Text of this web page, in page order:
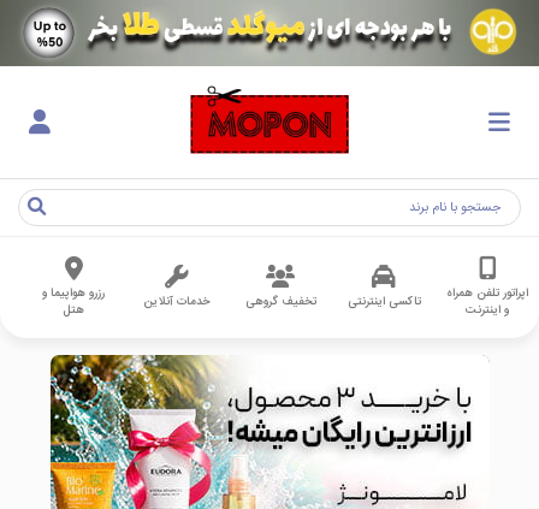
اپراتور تلفن همراه
و اینترنت
تاکسی اینترنتی تخفیف گروهی خدمات آنلاین
رزرو هواپیما و
هتل